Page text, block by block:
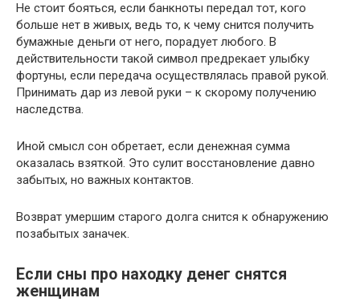
Не стоит бояться, если банкноты передал тот, кого
больше нет в живых, ведь то, к чему снится получить
бумажные деньги от него, порадует любого. В
действительности такой символ предрекает улыбку
фортуны, если передача осуществлялась правой рукой.
Принимать дар из левой руки – к скорому получению
наследства.
Иной смысл сон обретает, если денежная сумма
оказалась взяткой. Это сулит восстановление давно
забытых, но важных контактов.
Возврат умершим старого долга снится к обнаружению
позабытых заначек.
Если сны про находку денег снятся
женщинам